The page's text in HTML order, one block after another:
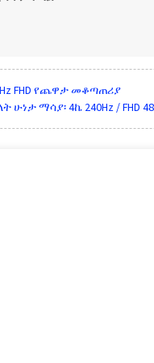
FHD የጨዋታ መቆጣጠሪያ
ሁነታ ማሳያ፡ 4ኬ 240Hz / FHD